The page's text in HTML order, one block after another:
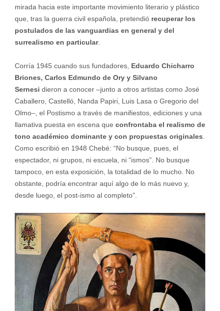
mirada hacia este importante movimiento literario y plástico
que, tras la guerra civil española, pretendiórecuperar los
postulados de las vanguardias en general y del
surrealismo en particular.
Corría 1945 cuando sus fundadores, Eduardo Chicharro
Briones, Carlos Edmundo de Ory y Silvano
Sernesi dieron a conocer –junto a otros artistas como José
Caballero, Castelló, Nanda Papiri, Luis Lasa o Gregorio del
Olmo–, el Postismo a través de manifiestos, ediciones y una
llamativa puesta en escena que confrontaba el realismo de
tono académico dominante y con propuestas originales
Como escribió en 1948 Chebé: “No busque, pues, el
espectador, ni grupos, ni escuela, ni “ismos”. No busque
tampoco, en esta exposición, la totalidad de lo mucho. No
obstante, podría encontrar aquí algo de lo más nuevo y,
desde luego, el post-ismo al completo”.